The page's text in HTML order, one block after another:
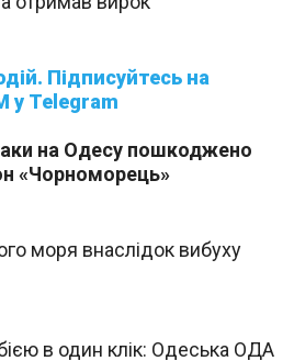
у Telegram
на Одесу пошкоджено
«Чорноморець»
моря внаслідок вибуху
в один клік: Одеська ОДА